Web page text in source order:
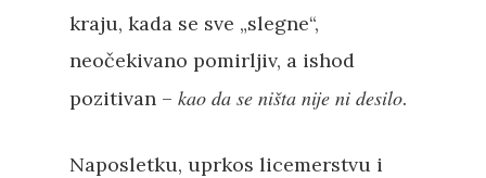
kraju, kada se sve „slegne“,
neočekivano pomirljiv, a ishod
pozitivan – kao da se ništa nije ni desilo.
Naposletku, uprkos licemerstvu i